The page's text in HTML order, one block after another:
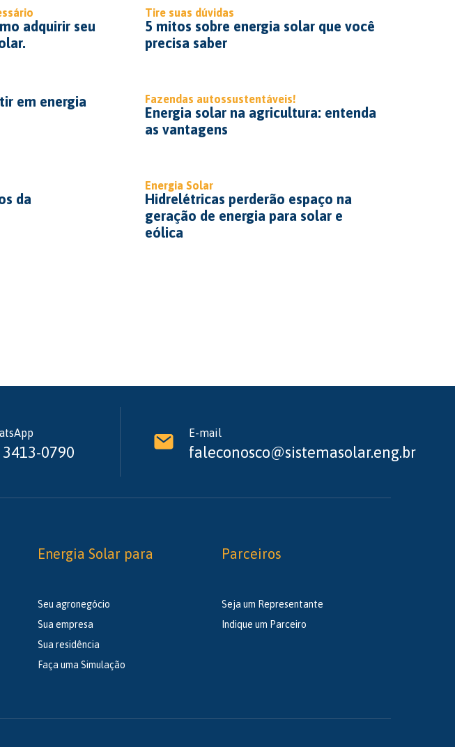
adquirir seu
Tire suas dúvidas
5 mitos sobre energia solar que você
precisa saber
em energia
Fazendas autossustentáveis!
Energia solar na agricultura: entenda
as vantagens
da
Energia Solar
Hidrelétricas perderão espaço na
geração de energia para solar e
eólica
0790
E-mail
faleconosco@sistemasolar.eng.br
Energia Solar para
Seu agronegócio
Sua empresa
Sua residência
Faça uma Simulação
Parceiros
Seja um Representante
Indique um Parceiro